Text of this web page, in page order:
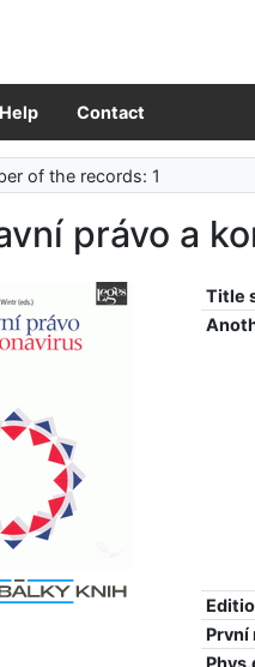
Help Contact
of the records: 1
právo a
Title
První